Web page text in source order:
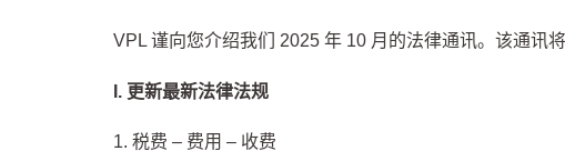
VPL 谨向您介绍我们 2025 年 10 月的法律通讯。该通讯
I. 更新最新法律法规
1. 税费 – 费用 – 收费